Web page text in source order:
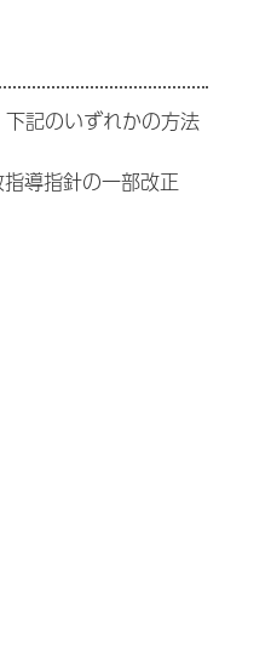
記のいずれかの方法
導指針の一部改正